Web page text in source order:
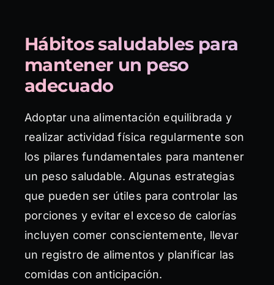
Hábitos saludables para
mantener un peso
adecuado
Adoptar una alimentación equilibrada y
realizar actividad física regularmente son
los pilares fundamentales para mantener
un peso saludable. Algunas estrategias
que pueden ser útiles para controlar las
porciones y evitar el exceso de calorías
incluyen comer conscientemente, llevar
un registro de alimentos y planificar las
comidas con anticipación.